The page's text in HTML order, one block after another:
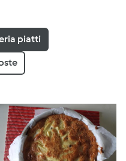
piatti